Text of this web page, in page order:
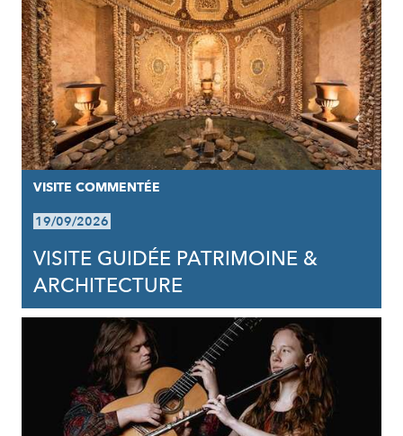
VISITE COMMENTÉE
19/09/2026
VISITE GUIDÉE PATRIMOINE &
ARCHITECTURE